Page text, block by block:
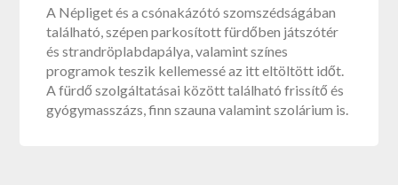
A Népliget és a csónakázótó szomszédságában
található, szépen parkosított fürdőben játszótér
és strandröplabdapálya, valamint színes
programok teszik kellemessé az itt eltöltött időt.
A fürdő szolgáltatásai között található frissítő és
gyógymasszázs, finn szauna valamint szolárium is.